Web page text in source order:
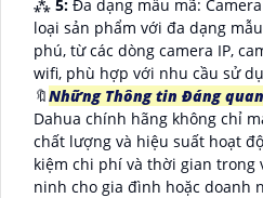
⁂ 5: Đa dạng mẫu mã:
loại sản phẩm với đa dạng
phú, từ các dòng camera IP,
wifi, phù hợp với nhu cầu sử
🔖Những Thông tin Đáng
Dahua chính hãng không chỉ
chất lượng và hiệu suất hoạt
kiệm chi phí và thời gian trong
ninh cho gia đình hoặc doanh